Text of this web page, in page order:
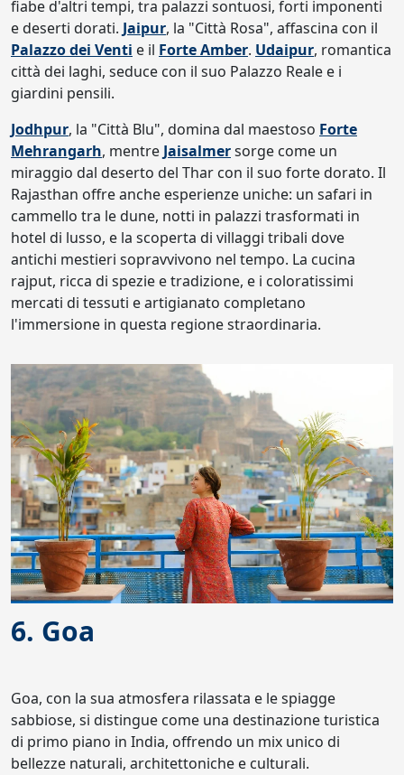
fiabe d'altri tempi, tra palazzi sontuosi, forti imponenti
e deserti dorati. Jaipur, la "Città Rosa", affascina con il
Palazzo dei Venti e il Forte Amber. Udaipur, romantica
città dei laghi, seduce con il suo Palazzo Reale e i
giardini pensili.
Jodhpur, la "Città Blu", domina dal maestoso Forte
Mehrangarh, mentreJaisalmersorge come un
miraggio dal deserto del Thar con il suo forte dorato. Il
Rajasthan offre anche esperienze uniche: un safari in
cammello tra le dune, notti in palazzi trasformati in
hotel di lusso, e la scoperta di villaggi tribali dove
antichi mestieri sopravvivono nel tempo. La cucina
rajput, ricca di spezie e tradizione, e i coloratissimi
mercati di tessuti e artigianato completano
l'immersione in questa regione straordinaria.
6. Goa
Goa, con la sua atmosfera rilassata e le spiagge
sabbiose, si distingue come una destinazione turistica
di primo piano in India, offrendo un mix unico di
bellezze naturali, architettoniche e culturali.